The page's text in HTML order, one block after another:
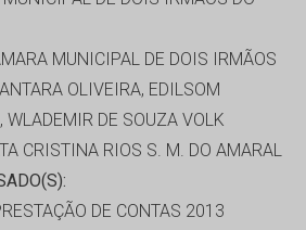
MUNICIPAL DE DOIS IRMÃOS
OLIVEIRA, EDILSOM
WLADEMIR DE SOUZA VOLK
CRISTINA RIOS S. M. DO AMARAL
DE CONTAS 2013